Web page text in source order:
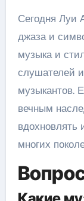
Сегодня Луи
джаза и
музыка и
слушателей
музыкантов.
вечным
вдохновлять
многих